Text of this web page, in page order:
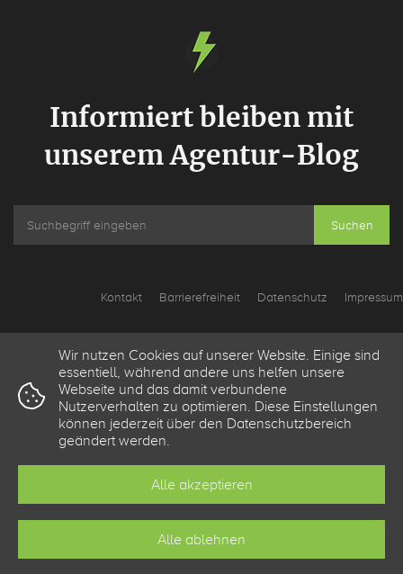
Informiert bleiben mit
unserem Agentur-Blog
Suchen
Kontakt Barrierefreiheit Datenschutz Impressum
Wir nutzen Cookies auf unserer Website. Einige sind
essentiell, während andere uns helfen unsere
Webseite und das damit verbundene
Nutzerverhalten zu optimieren. Diese Einstellungen
können jederzeit über den Datenschutzbereich
geändert werden.
Alle akzeptieren
Alle ablehnen